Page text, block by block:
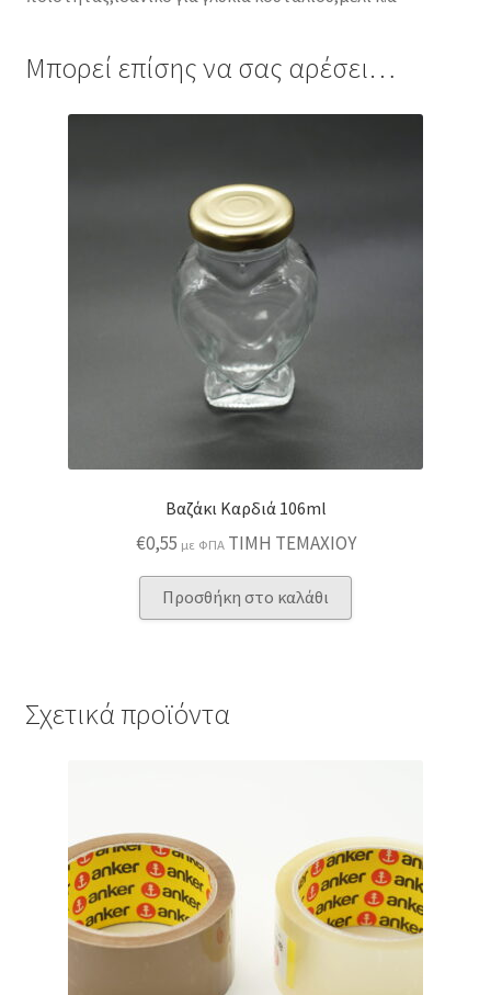
Μπορεί επίσης να σας αρέσει…
Βαζάκι Καρδιά 106ml
€0,55 με ΦΠΑ ΤΙΜΗ ΤΕΜΑΧΙΟΥ
Προσθήκη στο καλάθι
Σχετικά προϊόντα